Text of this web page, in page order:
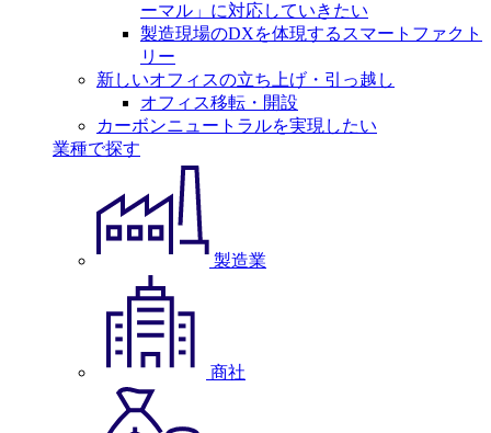
ーマル」に対応していきたい
製造現場のDXを体現するスマートファクト
リー
新しいオフィスの立ち上げ・引っ越し
オフィス移転・開設
カーボンニュートラルを実現したい
業種で探す
製造業
商社